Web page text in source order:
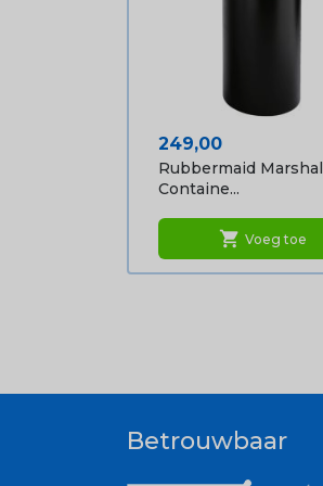
Prijs
249,00
Rubbermaid Marshal
Containe...
shopping_cart Voeg toe
Betrouwbaar